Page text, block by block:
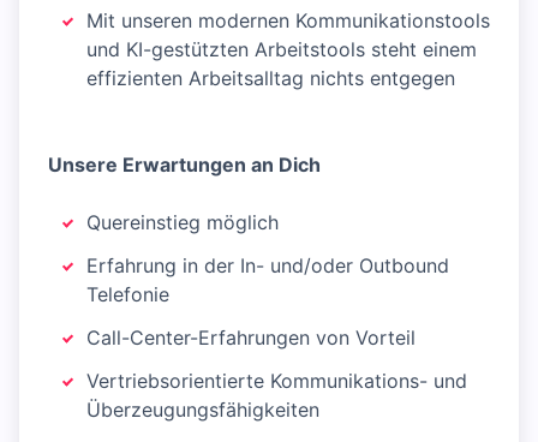
Mit unseren modernen Kommunikationstools
und KI-gestützten Arbeitstools steht einem
effizienten Arbeitsalltag nichts entgegen
Unsere Erwartungen an Dich
Quereinstieg möglich
Erfahrung in der In- und/oder Outbound
Telefonie
Call-Center-Erfahrungen von Vorteil
Vertriebsorientierte Kommunikations- und
Überzeugungsfähigkeiten